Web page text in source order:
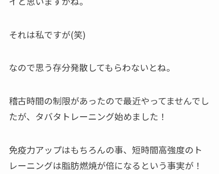
それは私ですが(笑)
なので思う存分発散してもらわないとね。
稽古時間の制限があったので最近やってませんでし
たが、タバタトレーニング始めました！
免疫力アップはもちろんの事、短時間高強度のト
レーニングは脂肪燃焼が倍になるという事実が！